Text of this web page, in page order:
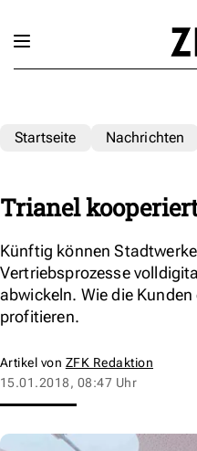
Startseite Nachrichten
Trianel
Künftig können
Vertriebsprozesse
abwickeln. Wie die
profitieren.
Artikel von ZFK Redaktion
15.01.2018, 08:47 Uhr